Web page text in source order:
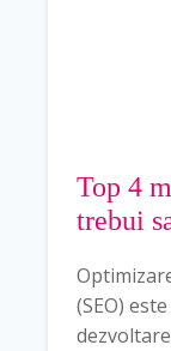
Top 4
trebui
(SEO)